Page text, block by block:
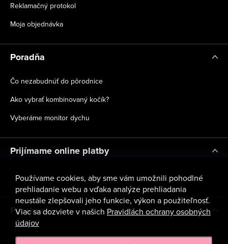
Používame cookies, aby sme vám umožnili pohodlné
prehliadanie webu a vďaka analýze prehliadania
neustále zlepšovali jeho funkcie, výkon a použiteľnosť.
Viac sa dozviete v našich Pravidlách ochrany osobných
údajov
Reklamačný protokol
Moja objednávka
Poradňa
Čo nezabudnúť do pôrodnice
Ako vybrať kombinovaný kočík?
Vyberáme monitor dychu
Prijímame online platby
Facebook